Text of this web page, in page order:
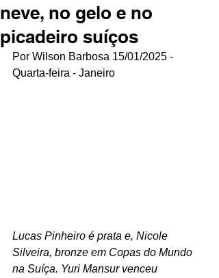
neve, no gelo e no
picadeiro suíços
Por Wilson Barbosa 15/01/2025 -
Quarta-feira - Janeiro
Lucas Pinheiro é prata e, Nicole
Silveira, bronze em Copas do Mundo
na Suíça. Yuri Mansur venceu